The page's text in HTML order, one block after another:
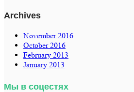
Archives
November 2016
October 2016
February 2013
January 2013
Мы в соцестях